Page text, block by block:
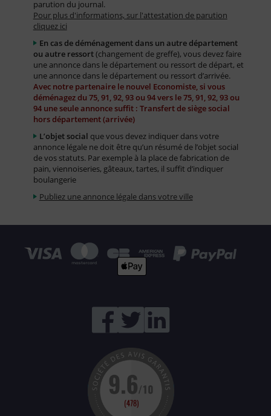
parution du journal.
Pour plus d'informations, sur l'attestation de parution
cliquez ici
En cas de déménagement dans un autre département
ou autre ressort(changement de greffe), vous devez faire
une annonce dans le département ou ressort de départ, et
une annonce dans le département ou ressort d’arrivée.
Avec notre partenaire le nouvel Economiste, si vous
déménagez du 75, 91, 92, 93 ou 94 vers le 75, 91, 92, 93 ou
94 une seule annonce suffit : Transfert de siège social
hors département (arrivée)
L’objet social que vous devez indiquer dans votre
annonce légale ne doit être qu’un résumé de l’objet social
de vos statuts. Par exemple à la place de fabrication de
pain, viennoiseries, gâteaux, tartes, il suffit d’indiquer
boulangerie
Publiez une annonce légale dans votre ville